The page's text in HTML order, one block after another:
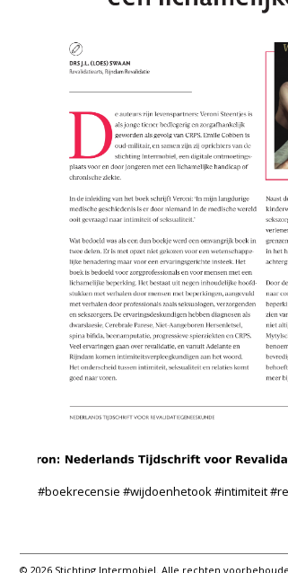
#boekrecensie #wijdoenhetook #intimiteit
© 2026 Stichting Intermobiel. Alle rechten